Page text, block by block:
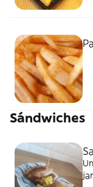
Sándwiches